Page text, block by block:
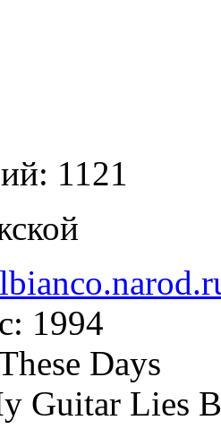
1121
1994
Days
Guitar Lies